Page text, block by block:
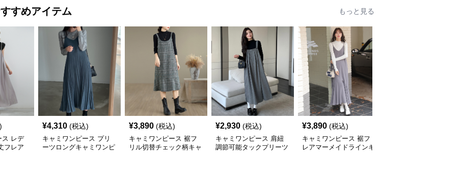
すめアイテム もっと見る
ス レデ
フレア
¥4,310 (税込)
キャミワンピース プリ
ーツロングキャミワンピ
¥3,890 (税込)
キャミワンピース 裾フ
リル切替チェック柄キャ
¥2,930 (税込)
キャミワンピース 肩紐
調節可能タックプリーツ
¥3,890 (税込)
キャミワンピース 裾フ
レアマーメイドラインキ